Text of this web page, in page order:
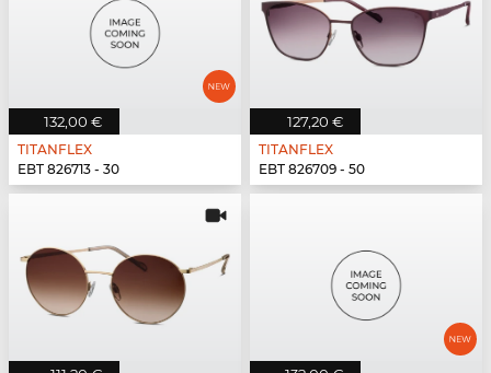
132,00 €
TITANFLEX
EBT 826713 - 30
127,20 €
TITANFLEX
EBT 826709 - 50